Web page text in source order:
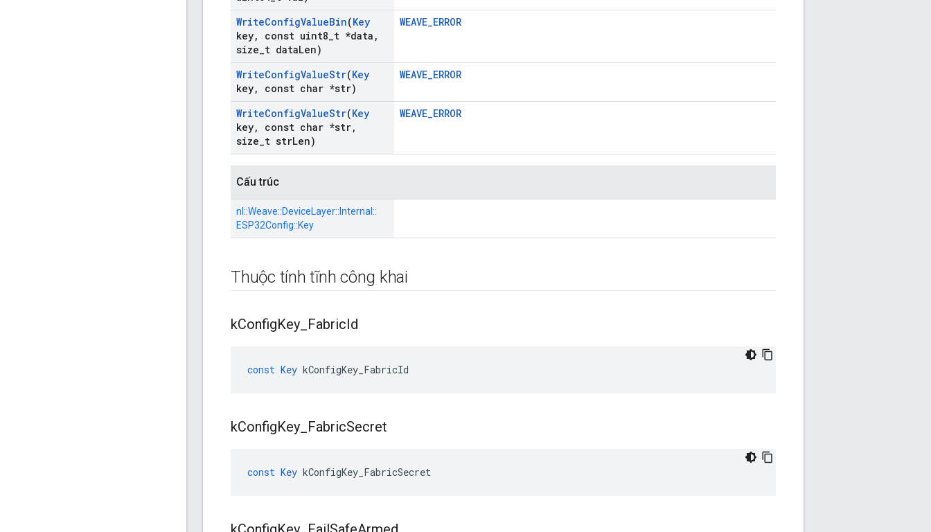
WriteConfigValueBin(Key
key, const uint8 t *data ,
size t dataLen)
WEAVE_ERROR
WriteConfigValueStr(Key
key, const char *str)
WEAVE_ERROR
WriteConfigValueStr(Key
key, const char *str,
size t strLen)
WEAVE_ERROR
Cấu trúc
nl::Weave::DeviceLayer:: Internal::
ESP32Config::Key
Thuộc tính tĩnh công khai
kConfigKey FabricId
const Key kConfigKey_FabricId
kConfigKey FabricSecret
const Key kConfigKey_FabricSecret